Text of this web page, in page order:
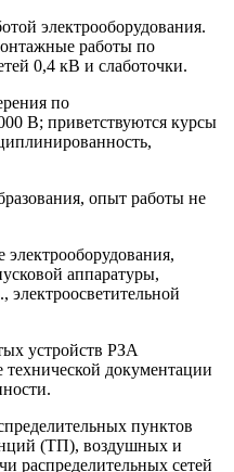
электрооборудования.
работы по
0,4 кВ и слаботочки.
по
В; приветствуются курсы
опыт работы не
аппаратуры,
электроосветительной
устройств РЗА
документации
пунктов
(ТП), воздушных и
распределительных сетей